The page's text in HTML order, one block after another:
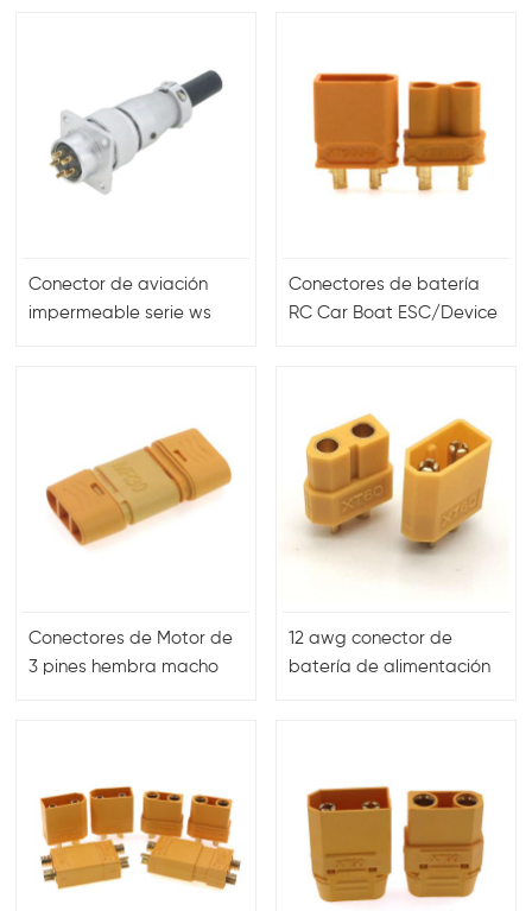
Conector de aviación
impermeable serie ws
Conectores de batería
RC Car Boat ESC/Device
Conectores de Motor de
3 pines hembra macho
12 awg conector de
batería de alimentación